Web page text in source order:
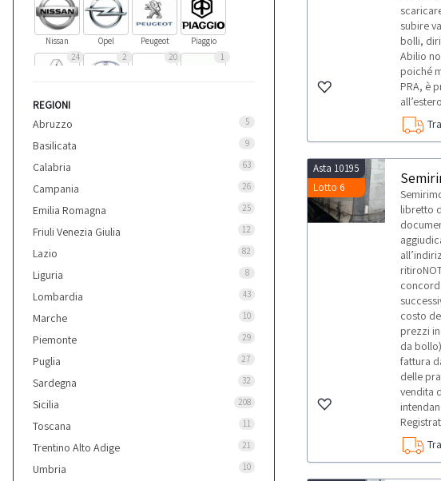
Nissan Opel Peugeot
Piaggio
24
Renault
2 20 1
Volkswagen
REGIONI
Abruzzo 5
Basilicata 9
Calabria 63
Campania 26
Emilia Romagna 25
Friuli Venezia Giulia 12
Lazio 82
Liguria 8
Lombardia 43
Marche 10
Piemonte 29
Puglia 27
Sardegna 32
Sicilia 208
Toscana 11
Trentino Alto Adige 21
Umbria 10
subire
bolli,
Abilio
poiché
PRA, è
Asta 10195
Lotto 6
libretto
costo
prezzi
da
fattura
delle
vendita